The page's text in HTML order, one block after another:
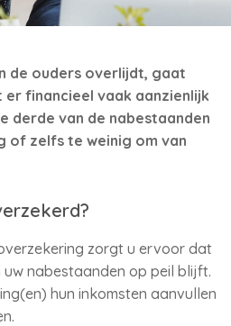
de ouders overlijdt, gaat
financieel vaak aanzienlijk
derde van de nabestaanden
of zelfs te weinig om van
zorgt u ervoor dat
nabestaanden op peil blijft.
hun inkomsten aanvullen